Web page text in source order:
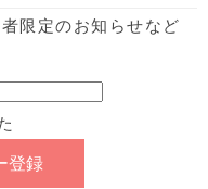
限定のお知らせなど